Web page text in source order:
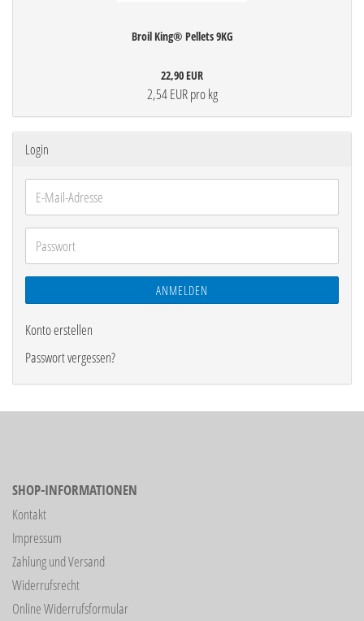
Broil King® Pellets 9KG
22,90 EUR
2,54 EUR pro kg
Login
E-
Mail-
Adresse
Passwort
ANMELDEN
Konto erstellen
Passwort vergessen?
SHOP-INFORMATIONEN
Kontakt
Impressum
Zahlung und Versand
Widerrufsrecht
Online Widerrufsformular